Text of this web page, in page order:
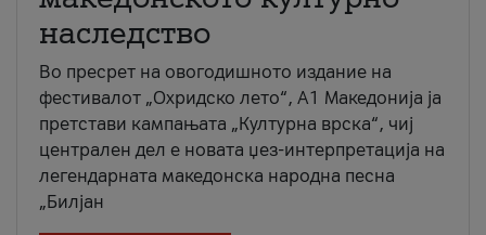
наследство
Во пресрет на овогодишното издание на
фестивалот „Охридско лето“, А1 Македонија ја
претстави кампањата „Културна врска“, чиј
централен дел е новата џез-интерпретација на
легендарната македонска народна песна
„Билјан